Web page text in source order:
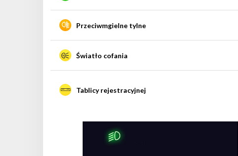
Przeciwmgielne tylne
Światło cofania
Tablicy rejestracyjnej